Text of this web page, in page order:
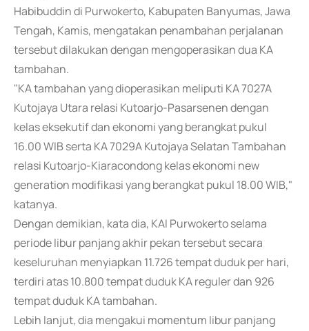
Habibuddin di Purwokerto, Kabupaten Banyumas, Jawa
Tengah, Kamis, mengatakan penambahan perjalanan
tersebut dilakukan dengan mengoperasikan dua KA
tambahan.
"KA tambahan yang dioperasikan meliputi KA 7027A
Kutojaya Utara relasi Kutoarjo-Pasarsenen dengan
kelas eksekutif dan ekonomi yang berangkat pukul
16.00 WIB serta KA 7029A Kutojaya Selatan Tambahan
relasi Kutoarjo-Kiaracondong kelas ekonomi new
generation modifikasi yang berangkat pukul 18.00 WIB,"
katanya.
Dengan demikian, kata dia, KAI Purwokerto selama
periode libur panjang akhir pekan tersebut secara
keseluruhan menyiapkan 11.726 tempat duduk per hari,
terdiri atas 10.800 tempat duduk KA reguler dan 926
tempat duduk KA tambahan.
Lebih lanjut, dia mengakui momentum libur panjang